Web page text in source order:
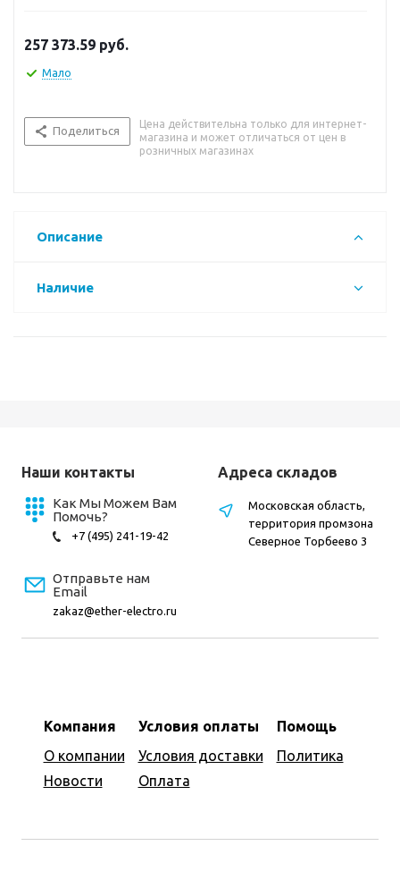
257 373.59 руб.
Мало
Поделиться
Цена действительна только для интернет-
магазина и может отличаться от цен в
розничных магазинах
Описание
Наличие
Наши контакты
Как Мы Можем Вам
Помочь?
+7 (495) 241-19-42
Отправьте нам
Email
zakaz@ether-electro.ru
Компания
О компании
Новости
Условия оплаты
Условия доставки
Оплата
Помощь
Политика
Адреса складов
Московская область,
территория промзона
Северное Торбеево 3